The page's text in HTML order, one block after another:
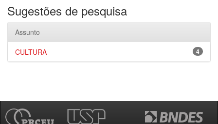
Sugestões de pesquisa
Assunto
4
CULTURA